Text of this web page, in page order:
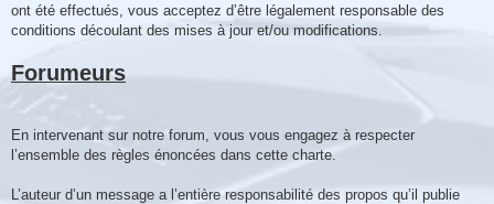
ont été effectués, vous acceptez d’être légalement responsable des
conditions découlant des mises à jour et/ou modifications.
Forumeurs
En intervenant sur notre forum, vous vous engagez à respecter
l’ensemble des règles énoncées dans cette charte.
L’auteur d’un message a l’entière responsabilité des propos qu’il publie